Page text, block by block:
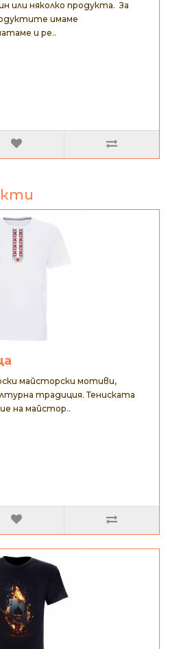
или няколко продукта. За
имаме
и ре..
майсторски мотиви,
традиция. Тениската
на майстор..